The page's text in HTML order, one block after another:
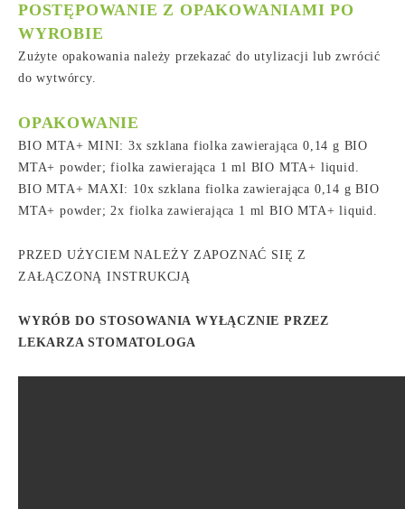
POSTĘPOWANIE Z OPAKOWANIAMI PO
WYROBIE
Zużyte opakowania należy przekazać do utylizacji lub zwrócić
do wytwórcy.
OPAKOWANIE
BIO MTA+ MINI: 3x szklana fiolka zawierająca 0,14 g BIO
MTA+ powder; fiolka zawierająca 1 ml BIO MTA+ liquid.
BIO MTA+ MAXI: 10x szklana fiolka zawierająca 0,14 g BIO
MTA+ powder; 2x fiolka zawierająca 1 ml BIO MTA+ liquid.
PRZED UŻYCIEM NALEŻY ZAPOZNAĆ SIĘ Z
ZAŁĄCZONĄ INSTRUKCJĄ
WYRÓB DO STOSOWANIA WYŁĄCZNIE PRZEZ
LEKARZA STOMATOLOGA